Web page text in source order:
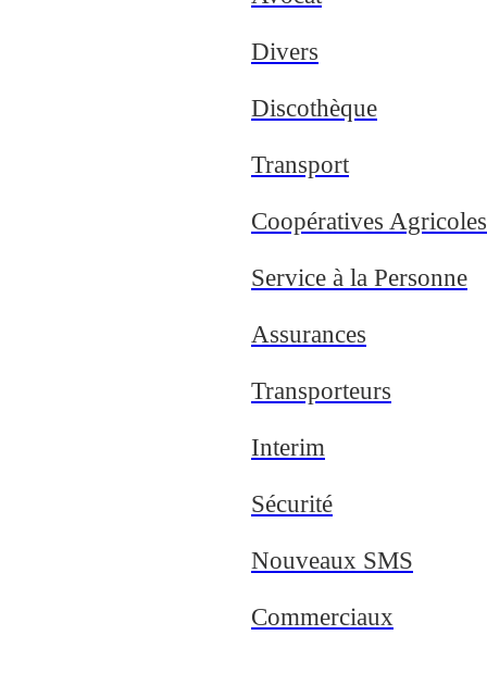
Divers
Discothèque
Transport
Coopératives Agricoles
Service à la Personne
Assurances
Transporteurs
Interim
Sécurité
Nouveaux SMS
Commerciaux